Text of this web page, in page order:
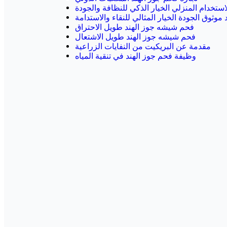
المنزلي الخيار الذكي للنظافة والجودة
الجودة الخيار المثالي للنقاء والاستدامة
فحم شيشه جوز الهند طويل الاحتراق
فحم شيشه جوز الهند طويل الاشتعال
مقدمة عن البريكيت من النفايات الزراعية
وظيفة فحم جوز الهند في تنقية المياه